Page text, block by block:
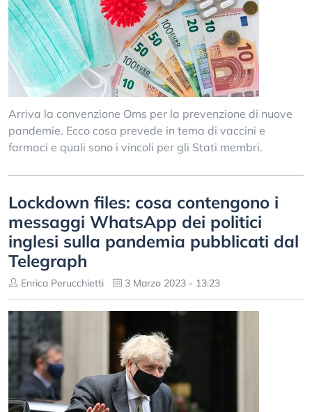
Arriva la convenzione Oms per la prevenzione di nuove
pandemie. Ecco cosa prevede in tema di vaccini e
farmaci e quali sono i vincoli per gli Stati membri.
Lockdown files: cosa contengono i
messaggi WhatsApp dei politici
inglesi sulla pandemia pubblicati dal
Telegraph
Enrica Perucchietti 3 Marzo 2023 - 13:23